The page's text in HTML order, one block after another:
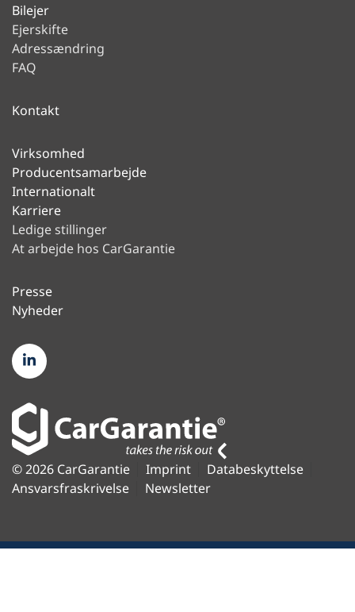
Bilejer
Ejerskifte
Adressændring
FAQ
Kontakt
Virksomhed
Producentsamarbejde
Internationalt
Karriere
Ledige stillinger
At arbejde hos CarGarantie
Presse
Nyheder
© 2026 CarGarantie Imprint
Databeskyttelse
Ansvarsfraskrivelse
Newsletter